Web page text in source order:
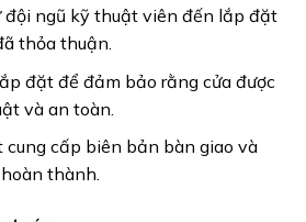
đội ngũ kỹ thuật viên đến lắp đặt
thỏa thuận.
đặt để đảm bảo rằng cửa được
và an toàn.
cung cấp biên bản bàn giao và
thành.